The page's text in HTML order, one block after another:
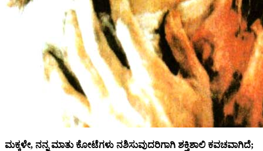
ಮಕ್ಕಳೇ, ನನ್ನ ಮಾತು ಕೋಟೆಗಳು ನಶಿಸುವುದರಿಗಾಗಿ ಶಕ್ತಿಶಾಲಿ ಕವಚವಾಗಿದೆ;